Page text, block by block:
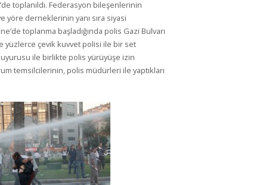
toplanıldı. Federasyon bileşenlerinin
yöre derneklerinin yanı sıra siyasi
toplanma başladığında polis Gazi Bulvarı
yüzlerce çevik kuvvet polisi ile bir set
ile birlikte polis yürüyüşe izin
temsilcilerinin, polis müdürleri ile yaptıkları